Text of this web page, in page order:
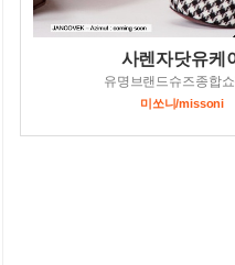
사렌자닷유케
유명브랜드슈즈종합
미쏘니/missoni